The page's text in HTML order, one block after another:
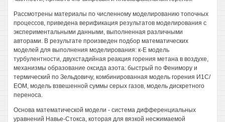
Рассмотрены материалы по численному моделированию топочных
процессов, приведена верификация результатов моделирования с
экспериментальными данными, выполненная различными
авторами. В результате произведен подбор математических
моделей для выполнения моделирования: к-Е модель
турбулентности, двухстадийная реакция горения метана в воздухе,
механизмы образование оксида азота: быстрый по Фенимору и
термический по Зельдовичу, комбинированная модель горения И1С/
ЕОМ, модель взвешенной суммы серых газов, модель дискретного
переноса.
Основа математической модели - система дифференциальных
уравнений Навье-Стокса, которая для вязкой несжимаемой